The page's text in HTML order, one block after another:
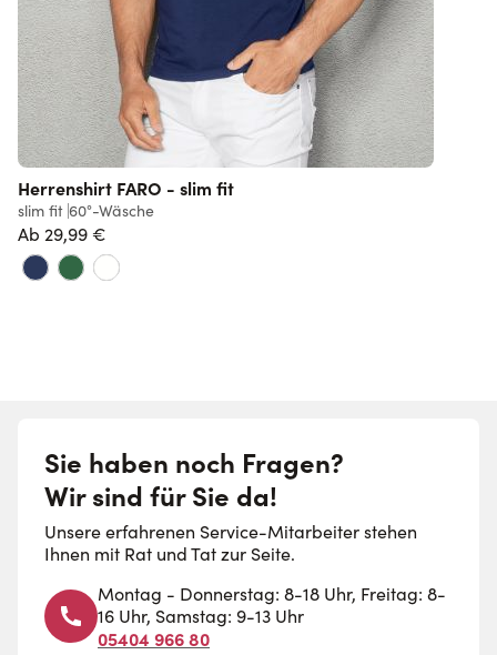
Herrenshirt FARO - slim fit
slim fit 60°-Wäsche
Ab 29,99 €
Sie haben noch Fragen?
Wir sind für Sie da!
Unsere erfahrenen Service-Mitarbeiter stehen
Ihnen mit Rat und Tat zur Seite.
Montag - Donnerstag: 8-18 Uhr, Freitag: 8-
16 Uhr, Samstag: 9-13 Uhr
05404 966 80